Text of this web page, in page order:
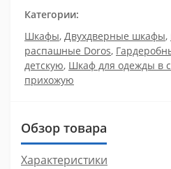
Категории:
Шкафы, Двухдверные шкафы,
распашные Doros,
детскую, Шкаф для одежды в
прихожую
Обзор товара
Характеристики